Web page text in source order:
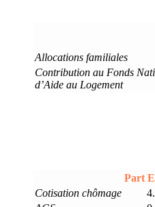
Allocations familiales
Contribution au Fonds
d’Aide au Logement
Part
Cotisation chômage